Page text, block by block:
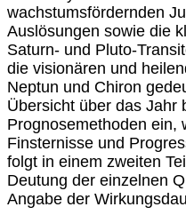
wachstumsfördernden
Auslösungen sowie die
Saturn- und Pluto-
die visionären und
Neptun und Chiron
Übersicht über das Jahr
Prognosemethoden ein,
Finsternisse und
folgt in einem zweiten
Deutung der einzelnen
Angabe der